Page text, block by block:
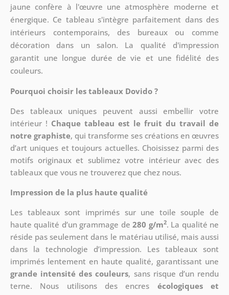
jaune confère à l'œuvre une atmosphère moderne et
énergique. Ce tableau s'intègre parfaitement dans des
intérieurs contemporains, des bureaux ou comme
décoration dans un salon. La qualité d'impression
garantit une longue durée de vie et une fidélité des
couleurs.
Pourquoi choisir les tableaux Dovido ?
Des tableaux uniques peuvent aussi embellir votre
intérieur ! Chaque tableau est le fruit du travail de
notre graphiste, qui transforme ses créations en œuvres
d’art uniques et toujours actuelles. Choisissez parmi des
motifs originaux et sublimez votre intérieur avec des
tableaux que vous ne trouverez que chez nous.
Impression de la plus haute qualité
Les tableaux sont imprimés sur une toile souple de
haute qualité d’un grammage de280 g/m2. La qualité ne
réside pas seulement dans le matériau utilisé, mais aussi
dans la technologie d’impression. Les tableaux sont
imprimés lentement en haute qualité, garantissant une
grande intensité des couleurs, sans risque d’un rendu
terne. Nous utilisons des encres écologiques et